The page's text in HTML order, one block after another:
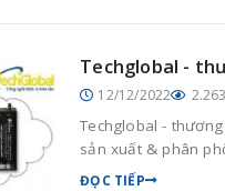
Techglobal -
12/12/2022 2.263
Techglobal -
sản xuất & phân
ĐỌC TIẾP